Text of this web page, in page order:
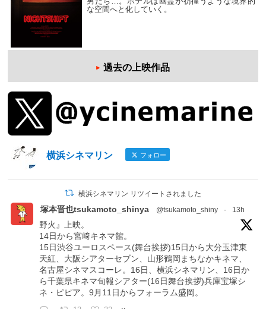
な空間へと化していく。
過去の上映作品
横浜シネマリン フォロー
横浜シネマリン リツイートされました
塚本晋也tsukamoto_shinya @tsukamoto_shiny · 13h
野火』上映。
14日から宮﨑キネマ館。
15日渋谷ユーロスペース(舞台挨拶)15日から大分玉津東
天紅、大阪シアターセブン、山形鶴岡まちなかキネマ、
名古屋シネマスコーレ。16日、横浜シネマリン、16日か
ら千葉県キネマ旬報シアター(16日舞台挨拶)兵庫宝塚シ
ネ・ピピア。9月11日からフォーラム盛岡。